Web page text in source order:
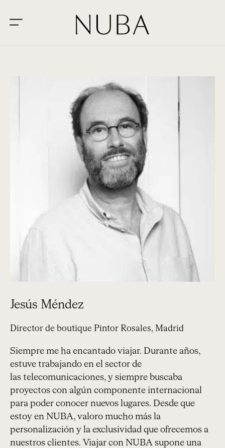
Jesús Méndez
Director de boutique Pintor Rosales, Madrid
Siempre me ha encantado viajar. Durante años,
estuve trabajando en el sector de
las telecomunicaciones, y siempre buscaba
proyectos con algún componente internacional
para poder conocer nuevos lugares. Desde que
estoy en NUBA, valoro mucho más la
personalización y la exclusividad que ofrecemos a
nuestros clientes. Viajar con NUBA supone una